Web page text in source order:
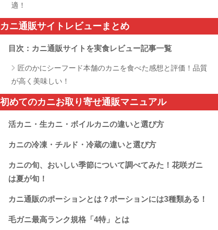
適！
カニ通販サイトレビューまとめ
目次：カニ通販サイトを実食レビュー記事一覧
匠のかにシーフード本舗のカニを食べた感想と評価！品質
が高く美味しい！
初めてのカニお取り寄せ通販マニュアル
活カニ・生カニ・ボイルカニの違いと選び方
カニの冷凍・チルド・冷蔵の違いと選び方
カニの旬、おいしい季節について調べてみた！花咲ガニ
は夏が旬！
カニ通販のポーションとは？ポーションには3種類ある！
毛ガニ最高ランク規格「4特」とは